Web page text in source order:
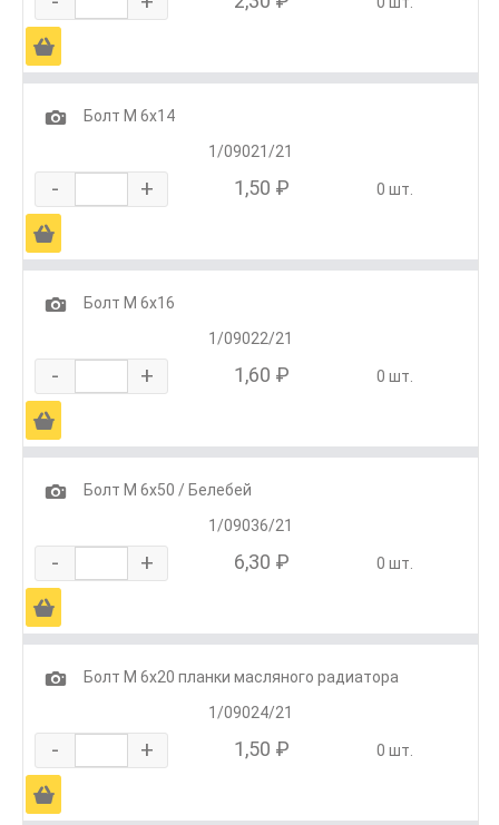
Ä
1
Болт М 6х14
1/09021/21
- + 1,50 ₽ 0 шт.
Ä
1
Болт М 6х16
1/09022/21
- + 1,60 ₽ 0 шт.
Ä
1
Болт М 6х50 / Белебей
1/09036/21
- + 6,30 ₽ 0 шт.
Ä
1
Болт М 6х20 планки масляного радиатора
1/09024/21
- + 1,50 ₽ 0 шт.
Ä